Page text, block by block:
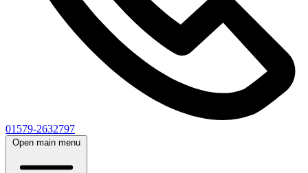
01579-2632797
Open main menu